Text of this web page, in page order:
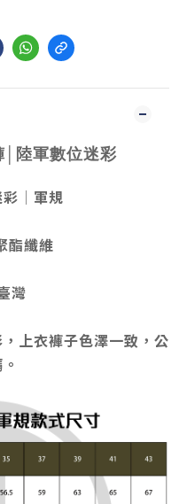
陸軍數位迷彩
彩│軍規
酯纖維
灣
上衣褲子色澤一致，公